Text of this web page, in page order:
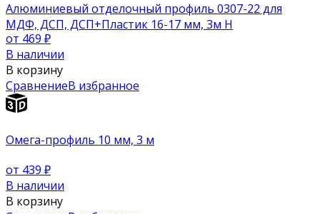
Алюминиевый отделочный профиль 0307-22 для
МДФ, ДСП, ДСП+Пластик 16-17 мм, 3м H
от 469 ₽
В наличии
В корзину
СравнениеВ избранное
Oмега-профиль 10 мм, 3 м
от 439 ₽
В наличии
В корзину